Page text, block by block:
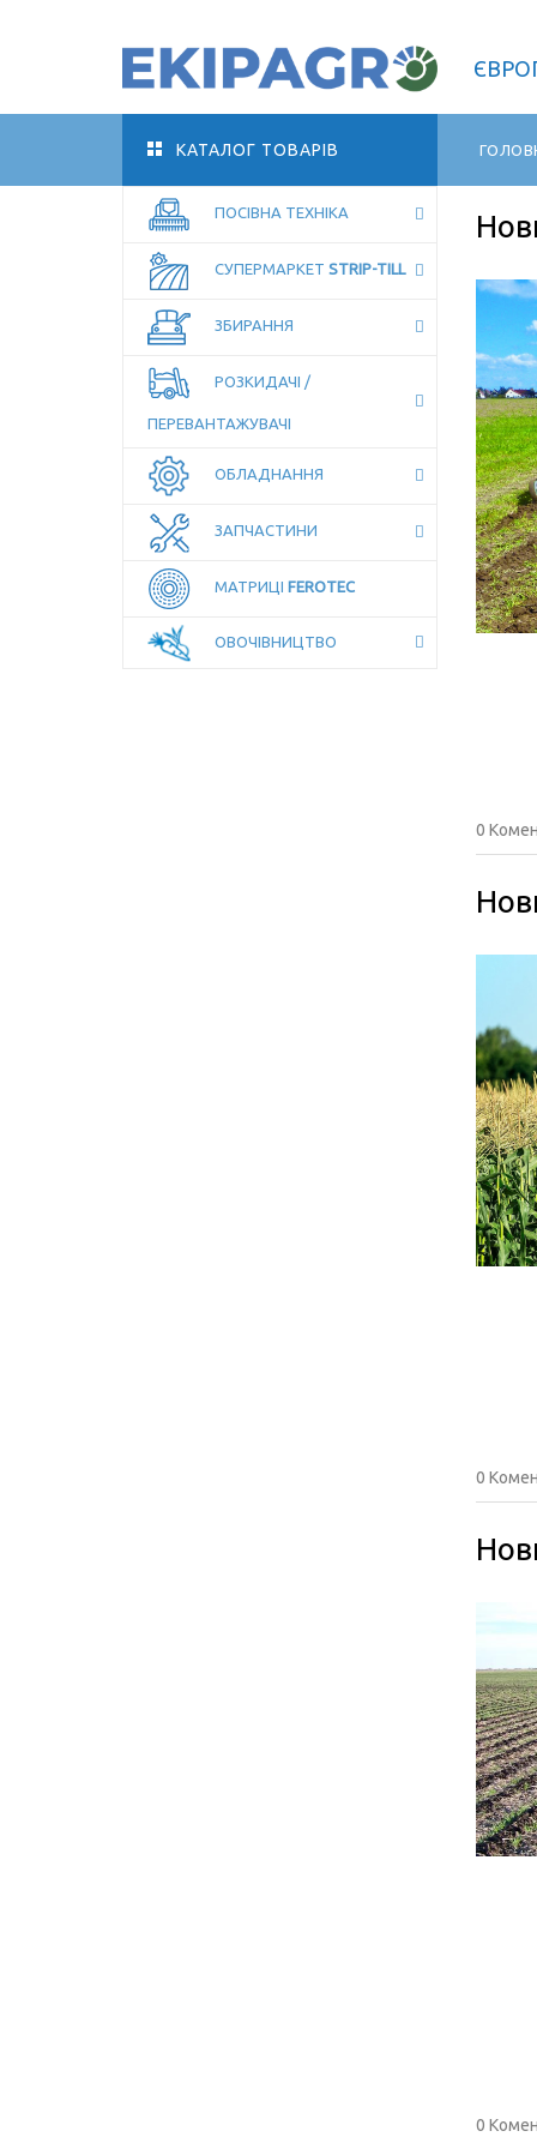
КАТАЛОГ ТОВАРІВ
ПОСІВНА ТЕХНІКА
СУПЕРМАРКЕТ STRIP-TILL
ЗБИРАННЯ
РОЗКИДАЧІ /
ПЕРЕВАНТАЖУВАЧІ
ОБЛАДНАННЯ
ЗАПЧАСТИНИ
МАТРИЦІ FEROTEC
ОВОЧІВНИЦТВО
ЗАЛИШТЕ КОНТАКТИ, МИ
ПЕРЕДЗВОНИМО!
0
0
0